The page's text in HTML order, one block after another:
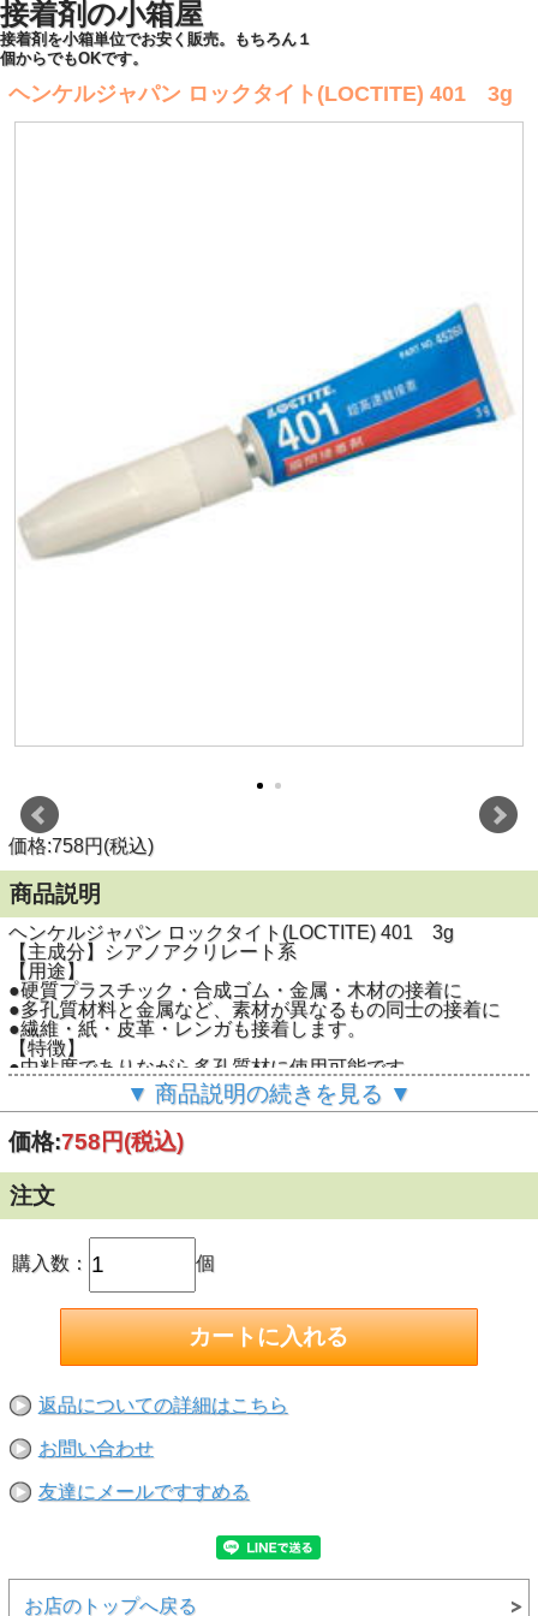
接着剤の小箱屋
接着剤を小箱単位でお安く販売。もちろん１
個からでもOKです。
ヘンケルジャパン ロックタイト(LOCTITE) 401 3g
価格:758円(税込)
商品説明
ヘンケルジャパン ロックタイト(LOCTITE) 401 3g
【主成分】シアノアクリレート系
【用途】
●硬質プラスチック・合成ゴム・金属・木材の接着に
●多孔質材料と金属など、素材が異なるもの同士の接着に
●繊維・紙・皮革・レンガも接着します。
【特徴】
●中粘度でありながら多孔質材に使用可能です。
●難接着材である、ＰＢＴ・ポリアセタール・軟質塩ビ・ポ
リウレタン、シリコーンゴム等にも接着します。
【液色】透明
【せん断強度（N／ｍｍ２】17～24
【使用温度範囲の目安】-55～80℃
【固着時間の目安（秒）】20～45
【おすすめアクセラレーター】ロックタイト7452
【接着できないもの】
ポリプロピレン・ポリエチレン・シリコーンゴム・フッ素樹
脂・軟質塩化ビニール・ガラス・発泡スチロールには接着し
ません。
※プライマー770を使うとポリエチレン・ポリプロピレン・
シリコーンゴム・軟質塩化ビニールは接着できます。
●本製品は工業用のため、細かく取扱説明や注意事項などが
商品に書かれておりません。一般の方のご購入は、ご注意く
●接着剤の種類によっては接着しないものや、プラスチック
が硬くなり、柔軟性を損なうことがあります。
●用途にあります素材以外には使用しないでください。
▼ 商品説明の続きを見る ▼
価格:758円(税込)
注文
購入数： 個
返品についての詳細はこちら
お問い合わせ
友達にメールですすめる
お店のトップへ戻る